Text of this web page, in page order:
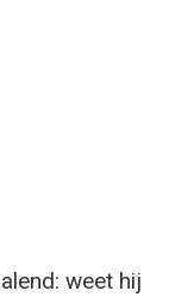
weet hij